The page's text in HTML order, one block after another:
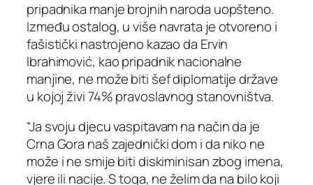
pripadnika manje brojnih naroda uopšteno.
Između ostalog, u više navrata je otvoreno i
fašistički nastrojeno kazao da Ervin
Ibrahimović, kao pripadnik nacionalne
manjine, ne može biti šef diplomatije države
u kojoj živi 74% pravoslavnog stanovništva.
“Ja svoju djecu vaspitavam na način da je
Crna Gora naš zajednički dom i da niko ne
može i ne smije biti diskiminisan zbog imena,
vjere ili nacije. S toga, ne želim da na bilo koji